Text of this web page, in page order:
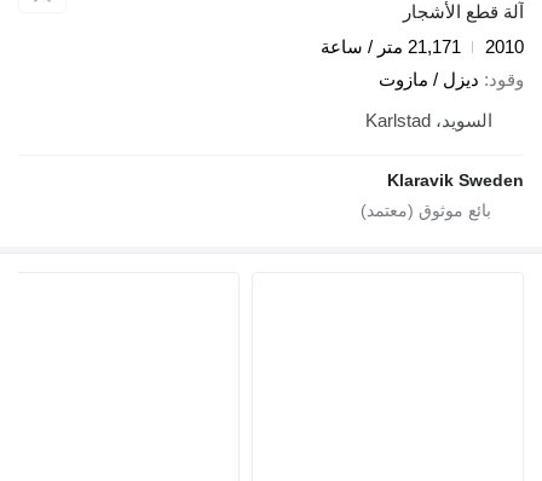
آلة قطع الأشجار
2010
21,171 متر / ساعة
وقود ديزل / مازوت
السويد، Karlstad
Klaravik Sweden